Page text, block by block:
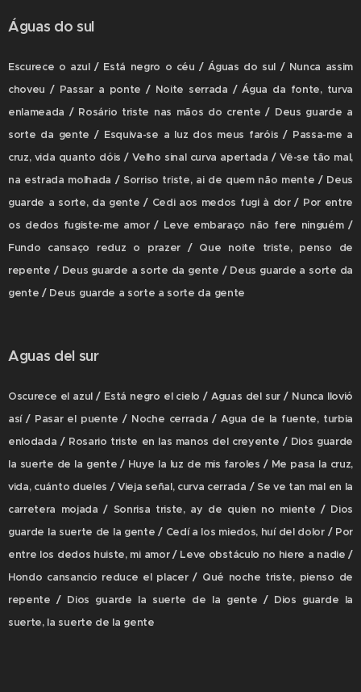
Águas do sul
Escurece o azul / Está negro o céu / Águas do sul / Nunca assim
choveu / Passar a ponte / Noite serrada / Água da fonte, turva
enlameada / Rosário triste nas mãos do crente / Deus guarde a
sorte da gente / Esquiva-se a luz dos meus faróis / Passa-me a
cruz, vida quanto dóis / Velho sinal curva apertada / Vê-se tão mal,
na estrada molhada / Sorriso triste, ai de quem não mente / Deus
guarde a sorte, da gente / Cedi aos medos fugi à dor / Por entre
os dedos fugiste-me amor / Leve embaraço não fere ninguém /
Fundo cansaço reduz o prazer / Que noite triste, penso de
repente / Deus guarde a sorte da gente / Deus guarde a sorte da
gente / Deus guarde a sorte a sorte da gente
Aguas del sur
Oscurece el azul / Está negro el cielo / Aguas del sur / Nunca llovió
así / Pasar el puente / Noche cerrada / Agua de la fuente, turbia
enlodada / Rosario triste en las manos del creyente / Dios guarde
la suerte de la gente / Huye la luz de mis faroles / Me pasa la cruz,
vida, cuánto dueles / Vieja señal, curva cerrada / Se ve tan mal en la
carretera mojada / Sonrisa triste, ay de quien no miente / Dios
guarde la suerte de la gente / Cedí a los miedos, huí del dolor / Por
entre los dedos huiste, mi amor / Leve obstáculo no hiere a nadie /
Hondo cansancio reduce el placer / Qué noche triste, pienso de
repente / Dios guarde la suerte de la gente / Dios guarde la
suerte, la suerte de la gente